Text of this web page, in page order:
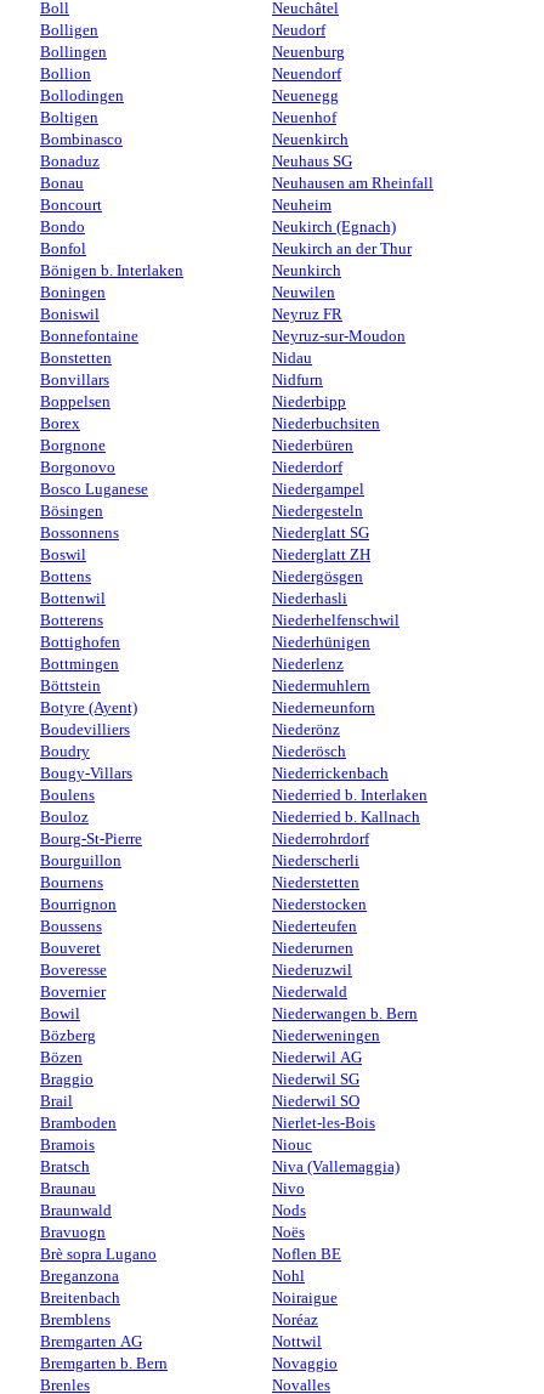
Boll
Bolligen
Bollingen
Bollion
Bollodingen
Boltigen
Bombinasco
Bonaduz
Bonau
Boncourt
Bondo
Bonfol
Bönigen b. Interlaken
Boningen
Boniswil
Bonnefontaine
Bonstetten
Bonvillars
Boppelsen
Borex
Borgnone
Borgonovo
Bosco Luganese
Bösingen
Bossonnens
Boswil
Bottens
Bottenwil
Botterens
Bottighofen
Bottmingen
Böttstein
Botyre (Ayent)
Boudevilliers
Boudry
Bougy-Villars
Boulens
Bouloz
Bourg-St-Pierre
Bourguillon
Bournens
Bourrignon
Boussens
Bouveret
Boveresse
Bovernier
Bowil
Bözberg
Bözen
Braggio
Brail
Bramboden
Bramois
Bratsch
Braunau
Braunwald
Bravuogn
Brè sopra Lugano
Breganzona
Breitenbach
Bremblens
Bremgarten AG
Bremgarten b. Bern
Brenles
Neuchâtel
Neudorf
Neuenburg
Neuendorf
Neuenegg
Neuenhof
Neuenkirch
Neuhaus SG
Neuhausen am Rheinfall
Neuheim
Neukirch (Egnach)
Neukirch an der Thur
Neunkirch
Neuwilen
Neyruz FR
Neyruz-sur-Moudon
Nidau
Nidfurn
Niederbipp
Niederbuchsiten
Niederbüren
Niederdorf
Niedergampel
Niedergesteln
Niederglatt SG
Niederglatt ZH
Niedergösgen
Niederhasli
Niederhelfenschwil
Niederhünigen
Niederlenz
Niedermuhlern
Niederneunforn
Niederönz
Niederösch
Niederrickenbach
Niederried b. Interlaken
Niederried b. Kallnach
Niederrohrdorf
Niederscherli
Niederstetten
Niederstocken
Niederteufen
Niederurnen
Niederuzwil
Niederwald
Niederwangen b. Bern
Niederweningen
Niederwil AG
Niederwil SG
Niederwil SO
Nierlet-les-Bois
Niouc
Niva (Vallemaggia)
Nivo
Nods
Noës
Noflen BE
Nohl
Noiraigue
Noréaz
Nottwil
Novaggio
Novalles